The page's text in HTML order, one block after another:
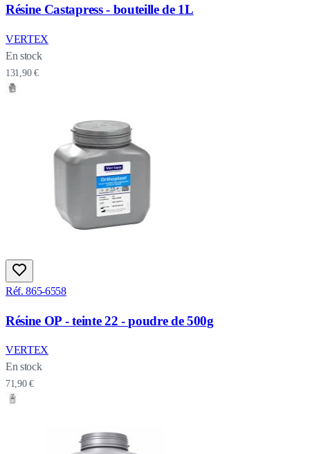
Résine Castapress - bouteille de 1L
VERTEX
En stock
131,90 €
Réf. 865-6558
Résine OP - teinte 22 - poudre de 500g
VERTEX
En stock
71,90 €